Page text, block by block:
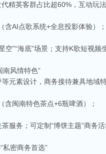
精英客群占比超60%，互动玩
含AI点歌系统+全息投影体验）；
空”“海底”场景；支持K歌短视频
风情特色”
元素设计，商务接待兼具地域
闽南特色茶点+6瓶啤酒）；
服务；可定制“博饼主题”商务
密商务首选”